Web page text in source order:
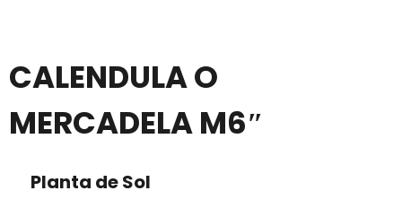
CALENDULA O
MERCADELA M6″
Planta de Sol